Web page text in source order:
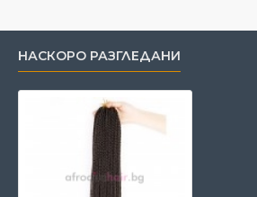
НАСКОРО РАЗГЛЕДАНИ